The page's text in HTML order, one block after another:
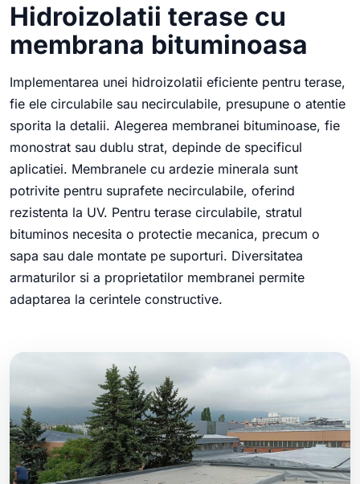
Hidroizolatii terase cu
membrana bituminoasa
Implementarea unei hidroizolatii eficiente pentru terase,
fie ele circulabile sau necirculabile, presupune o atentie
sporita la detalii. Alegerea membranei bituminoase, fie
monostrat sau dublu strat, depinde de specificul
aplicatiei. Membranele cu ardezie minerala sunt
potrivite pentru suprafete necirculabile, oferind
rezistenta la UV. Pentru terase circulabile, stratul
bituminos necesita o protectie mecanica, precum o
sapa sau dale montate pe suporturi. Diversitatea
armaturilor si a proprietatilor membranei permite
adaptarea la cerintele constructive.